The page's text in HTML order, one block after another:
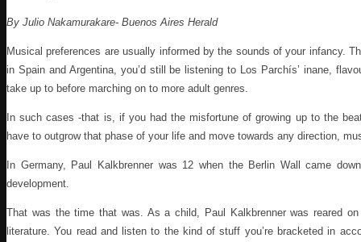
By Julio Nakamurakare- Buenos Aires Herald
Musical preferences are usually informed by the sounds of your infancy.
in Spain and Argentina, you’d still be listening to Los Parchís’ inane,
take up to before marching on to more adult genres.
In such cases -that is, if you had the misfortune of growing up to the
have to outgrow that phase of your life and move towards any direction,
In Germany, Paul Kalkbrenner was 12 when the Berlin Wall came
development.
That was the time that was. As a child, Paul Kalkbrenner was reared
literature. You read and listen to the kind of stuff you’re bracketed in